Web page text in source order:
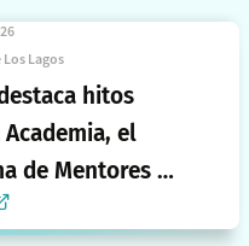
Lagos
hitos
el
de Mentores y
2026